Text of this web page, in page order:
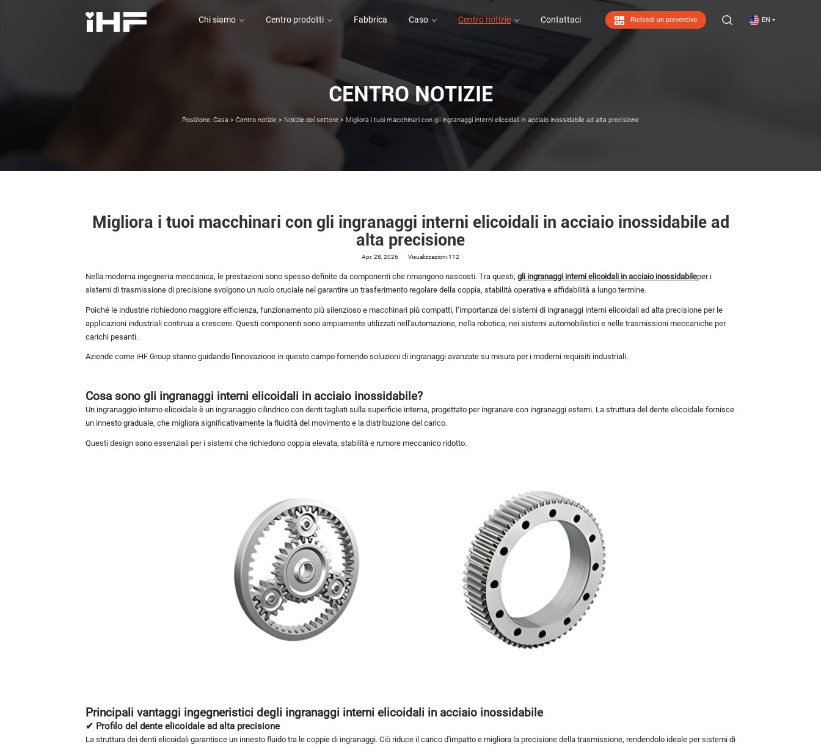
EN
Richiedi un preventivo
Chi siamo Centro prodotti Fabbrica
Fabbrica
Caso
Caso
Centro notizie Contattaci
CENTRO NOTIZIE
Posizione: Casa > Centro notizie > Notizie del settore > Migliora i tuoi macchinari con gli ingranaggi interni elicoidali in acciaio inossidabile ad alta precisione
Migliora i tuoi macchinari con gli ingranaggi interni elicoidali in acciaio inossidabile ad
alta precisione
Apr. 28, 2026 Visualizzazioni:112
Nella moderna ingegneria meccanica, le prestazioni sono spesso definite da componenti che rimangono nascosti. Tra questi, gli ingranaggi interni elicoidali in acciaio inossidabileper i
sistemi di trasmissione di precisione svolgono un ruolo cruciale nel garantire un trasferimento regolare della coppia, stabilità operativa e affidabilità a lungo termine.
Poiché le industrie richiedono maggiore efficienza, funzionamento più silenzioso e macchinari più compatti, l’importanza dei sistemi di ingranaggi interni elicoidali ad alta precisione per le
applicazioni industriali continua a crescere. Questi componenti sono ampiamente utilizzati nell'automazione, nella robotica, nei sistemi automobilistici e nelle trasmissioni meccaniche per
carichi pesanti.
Aziende come iHF Group stanno guidando l'innovazione in questo campo fornendo soluzioni di ingranaggi avanzate su misura per i moderni requisiti industriali.
Cosa sono gli ingranaggi interni elicoidali in acciaio inossidabile?
Un ingranaggio interno elicoidale è un ingranaggio cilindrico con denti tagliati sulla superficie interna, progettato per ingranare con ingranaggi esterni. La struttura del dente elicoidale fornisce
un innesto graduale, che migliora significativamente la fluidità del movimento e la distribuzione del carico.
Questi design sono essenziali per i sistemi che richiedono coppia elevata, stabilità e rumore meccanico ridotto.
Principali vantaggi ingegneristici degli ingranaggi interni elicoidali in acciaio inossidabile
✔ Profilo del dente elicoidale ad alta precisione
La struttura dei denti elicoidali garantisce un innesto fluido tra le coppie di ingranaggi. Ciò riduce il carico d'impatto e migliora la precisione della trasmissione, rendendolo ideale per sistemi di